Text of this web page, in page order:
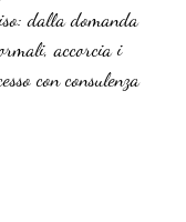
dalla domanda
accorcia i
con consulenza